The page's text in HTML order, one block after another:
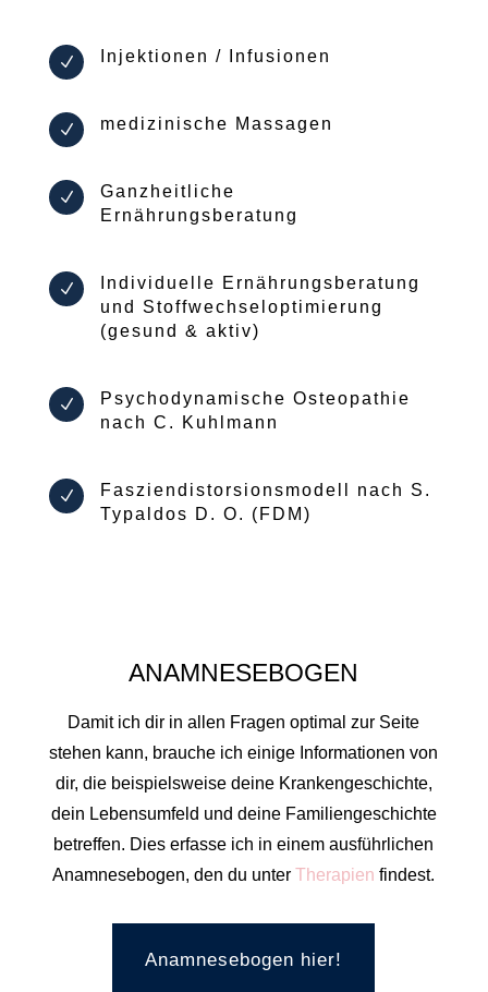
N Injektionen / Infusionen
N medizinische Massagen
N
Ganzheitliche
Ernährungsberatung
N
Individuelle Ernährungsberatung
und Stoffwechseloptimierung
(gesund & aktiv)
N
Psychodynamische Osteopathie
nach C. Kuhlmann
N
Fasziendistorsionsmodell nach S.
Typaldos D. O. (FDM)
ANAMNESEBOGEN
Damit ich dir in allen Fragen optimal zur Seite
stehen kann, brauche ich einige Informationen von
dir, die beispielsweise deine Krankengeschichte,
dein Lebensumfeld und deine Familiengeschichte
betreffen. Dies erfasse ich in einem ausführlichen
Anamnesebogen, den du unterTherapien findest.
Anamnesebogen hier!